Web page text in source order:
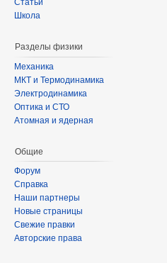
Статьи
Школа
Разделы физики
Механика
МКТ и Термодинамика
Электродинамика
Оптика и СТО
Атомная и ядерная
Общие
Форум
Справка
Наши партнеры
Новые страницы
Свежие правки
Авторские права